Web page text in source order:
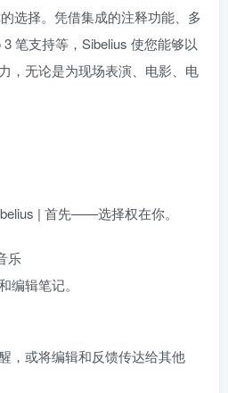
选择。凭借集成的注释功能、多
笔支持等，Sibelius 使您能够以
，无论是为现场表演、电影、电
| 首先——选择权在你。
乐
编辑笔记。
，或将编辑和反馈传达给其他